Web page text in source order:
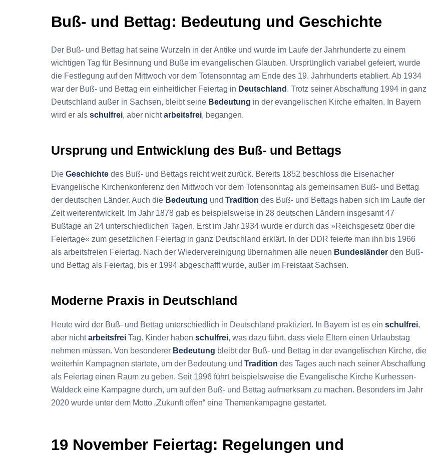
Buß- und Bettag: Bedeutung und Geschichte
Der Buß- und Bettag hat seine Wurzeln in der Antike und wurde im Laufe der Jahrhunderte zu einem
wichtigen Tag für Besinnung und Buße im evangelischen Glauben. Ursprünglich variabel gefeiert, wurde
die Festlegung auf den Mittwoch vor dem Totensonntag am Ende des 19. Jahrhunderts etabliert. Ab 1934
war der Buß- und Bettag ein einheitlicher Feiertag in Deutschland . Trotz seiner Abschaffung 1994 in ganz
Deutschland außer in Sachsen, bleibt seine Bedeutung in der evangelischen Kirche erhalten. In Bayern
wird er als schulfrei, aber nichtarbeitsfrei, begangen.
Ursprung und Entwicklung des Buß- und Bettags
Die Geschichte des Buß- und Bettags reicht weit zurück. Bereits 1852 beschloss die Eisenacher
Evangelische Kirchenkonferenz den Mittwoch vor dem Totensonntag als gemeinsamen Buß- und Bettag
der deutschen Länder. Auch die Bedeutung und Tradition des Buß- und Bettags haben sich im Laufe der
Zeit weiterentwickelt. Im Jahr 1878 gab es beispielsweise in 28 deutschen Ländern insgesamt 47
Bußtage an 24 unterschiedlichen Tagen. Erst im Jahr 1934 wurde er durch das »Reichsgesetz über die
Feiertage« zum gesetzlichen Feiertag in ganz Deutschland erklärt. In der DDR feierte man ihn bis 1966
als arbeitsfreien Feiertag. Nach der Wiedervereinigung übernahmen alle neuen Bundesländer den Buß-
und Bettag als Feiertag, bis er 1994 abgeschafft wurde, außer im Freistaat Sachsen.
Moderne Praxis in Deutschland
Heute wird der Buß- und Bettag unterschiedlich in Deutschland praktiziert. In Bayern ist es ein schulfrei,
aber nichtarbeitsfrei Tag. Kinder haben schulfrei, was dazu führt, dass viele Eltern einen Urlaubstag
nehmen müssen. Von besonderer Bedeutung bleibt der Buß- und Bettag in der evangelischen Kirche, die
weiterhin Kampagnen startete, um der Bedeutung und Tradition des Tages auch nach seiner Abschaffung
als Feiertag einen Raum zu geben. Seit 1996 führt beispielsweise die Evangelische Kirche Kurhessen-
Waldeck eine Kampagne durch, um auf den Buß- und Bettag aufmerksam zu machen. Besonders im Jahr
2020 wurde unter dem Motto „Zukunft offen“ eine Themenkampagne gestartet.
19 November Feiertag: Regelungen und